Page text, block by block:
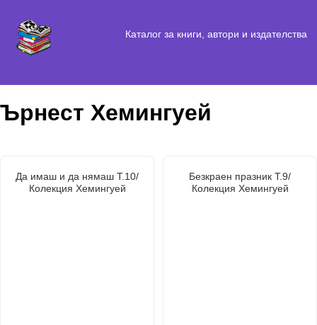
Каталог за книги, автори и издателства
Ърнест Хемингуей
Да имаш и да нямаш Т.10/
Колекция Хемингуей
Безкраен празник Т.9/
Колекция Хемингуей